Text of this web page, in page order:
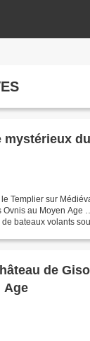
mystérieux
Templier sur
Ovnis au Moyen Age
bateaux volants
de
Age